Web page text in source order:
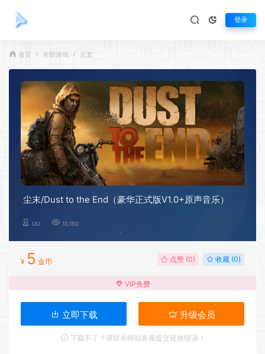
登录
首页 全部游戏 正文
尘末/Dust to the End（豪华正式版V1.0+原声音乐）
UU 10,150
¥ 5 金币 点赞 (0) 收藏 (0)
VIP免费
立即下载 升级会员
下载不了？请联系网站客服提交链接错误！